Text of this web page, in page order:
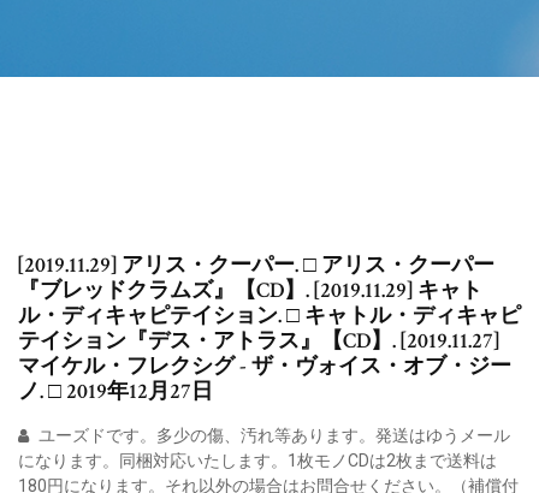
[2019.11.29] アリス・クーパー. □ アリス・クーパー
『ブレッドクラムズ』【CD】. [2019.11.29] キャト
ル・ディキャピテイション. □ キャトル・ディキャピ
テイション『デス・アトラス』【CD】. [2019.11.27]
マイケル・フレクシグ - ザ・ヴォイス・オブ・ジー
ノ. □ 2019年12月27日
ユーズドです。多少の傷、汚れ等あります。発送はゆうメール
になります。同梱対応いたします。1枚モノCDは2枚まで送料は
180円になります。それ以外の場合はお問合せください。（補償付